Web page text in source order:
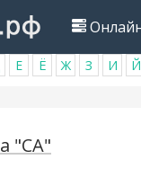
Е Ё Ж З И Й
"СА"